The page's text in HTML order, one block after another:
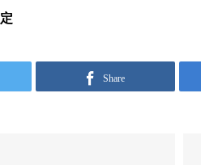
Share